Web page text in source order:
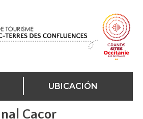
UBICACIÓN
Cacor